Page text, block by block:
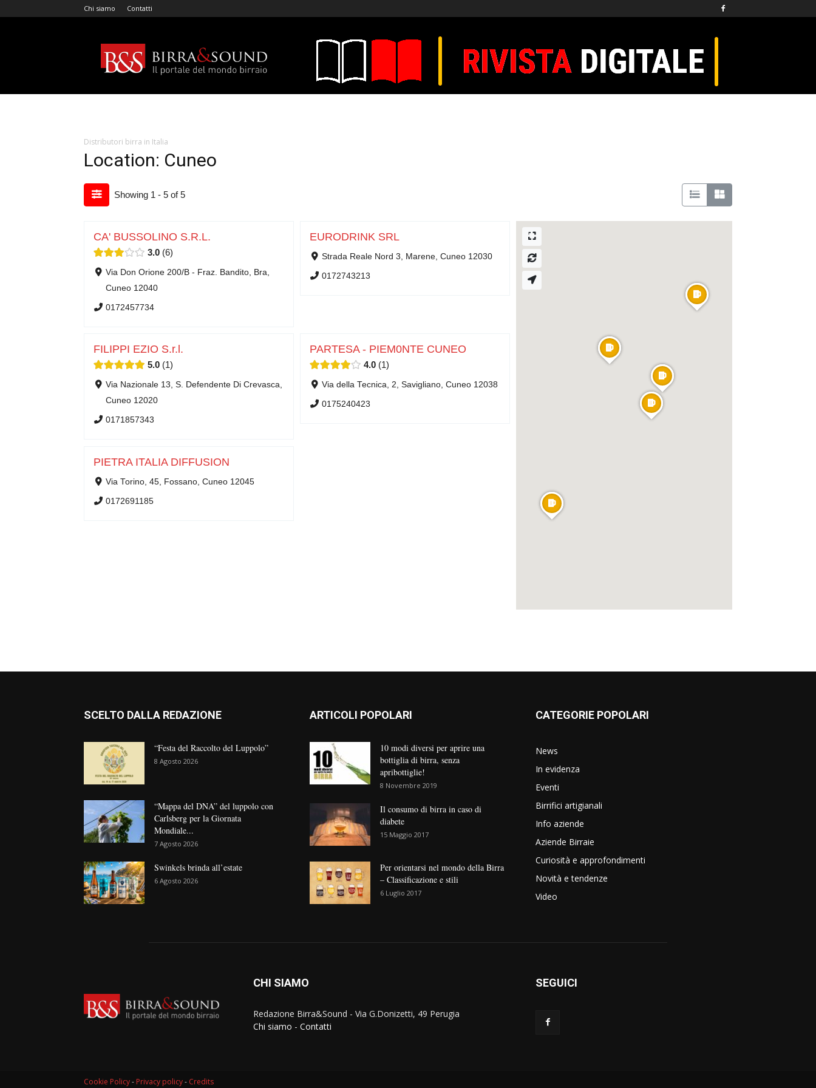
Chi siamo Contatti
&
Sound
Distributori birra in Italia
Location: Cuneo
Showing 1 - 5 of 5
CA' BUSSOLINO S.R.L.
3.0 6
Via Don Orione 200/B - Fraz. Bandito, Bra,
Cuneo 12040
0172457734
EURODRINK SRL
Strada Reale Nord 3, Marene, Cuneo 12030
0172743213
FILIPPI EZIO S.r.l.
5.0 1
Via Nazionale 13, S. Defendente Di Crevasca,
Cuneo 12020
0171857343
PARTESA - PIEM0NTE CUNEO
4.0 1
Via della Tecnica, 2, Savigliano, Cuneo 12038
0175240423
PIETRA ITALIA DIFFUSION
Via Torino, 45, Fossano, Cuneo 12045
0172691185
SCELTO DALLA REDAZIONE
“Festa del Raccolto del Luppolo”
8 Agosto 2026
“Mappa del DNA” del luppolo con
Carlsberg per la Giornata
Mondiale...
7 Agosto 2026
Swinkels brinda all’estate
6 Agosto 2026
ARTICOLI POPOLARI
10 modi diversi per aprire una
bottiglia di birra, senza
apribottiglie!
8 Novembre 2019
Il consumo di birra in caso di
diabete
15 Maggio 2017
Per orientarsi nel mondo della Birra
– Classificazione e stili
6 Luglio 2017
CATEGORIE POPOLARI
News
In evidenza
Eventi
Birrifici artigianali
Info aziende
Aziende Birraie
Curiosità e approfondimenti
Novità e tendenze
Video
CHI SIAMO
Redazione Birra&Sound - Via G.Donizetti, 49 Perugia
Chi siamo - Contatti
SEGUICI
Cookie Policy- Privacy policy- Credits